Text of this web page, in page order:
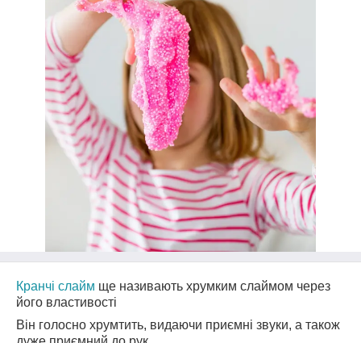
Кранчі слайм ще називають хрумким слаймом через
його властивості
Він голосно хрумтить, видаючи приємні звуки, а також